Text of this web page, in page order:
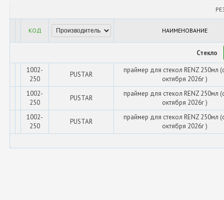
КОД НАИМЕНОВАНИЕ
Стекло
1002-
250
PUSTAR
праймер для стекол RENZ 250мл
октября 2026г )
1002-
250
PUSTAR
праймер для стекол RENZ 250мл
октября 2026г )
1002-
250
PUSTAR
праймер для стекол RENZ 250мл
октября 2026г )